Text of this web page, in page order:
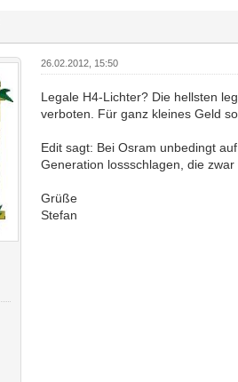
26.02.2012, 15:50
Legale H4-Lichter? Die hellsten
verboten. Für ganz kleines Geld
Edit sagt: Bei Osram unbedingt
Generation lossschlagen, die
Grüße
Stefan